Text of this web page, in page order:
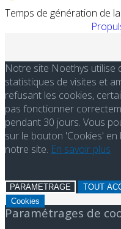
Temps de génération de
Notre site Noethys utilise
statistiques de visites et
refusant les cookies,
pas fonctionner
pendant 30 jours. Vous
sur le bouton 'Cookies'
notre site. En savoir plus
PARAMETRAGE TOUT
Cookies
Paramétrages de